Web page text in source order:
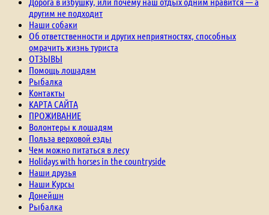
другим не подходит
Наши собаки
Об ответственности и других неприятностях, способных
омрачить жизнь туриста
ОТЗЫВЫ
Помощь лошадям
Рыбалка
Контакты
КАРТА САЙТА
ПРОЖИВАНИЕ
Волонтеры к лошадям
Польза верховой езды
Чем можно питаться в лесу
Holidays with horses in the countryside
Наши друзья
Наши Курсы
Донейшн
Рыбалка